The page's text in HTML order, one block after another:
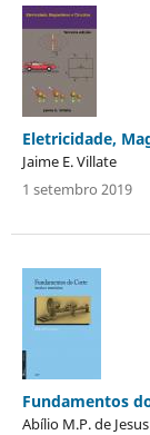
Eletricidade,
Jaime E. Villate
1 setembro 2019
Fundamentos
Abílio M.P. de Jesus